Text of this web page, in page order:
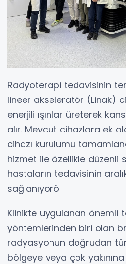
Radyoterapi tedavisinin
lineer akseleratör (Linak)
enerjili ışınlar üreterek
alır. Mevcut cihazlara ek
cihazı kurulumu
hizmet ile özellikle düzenli
hastaların tedavisinin
sağlanıyorö
Klinikte uygulanan önemli
yöntemlerinden biri olan
radyasyonun doğrudan
bölgeye veya çok